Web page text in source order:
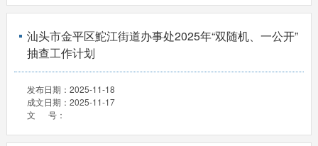
汕头市金平区鮀江街道办事处2025年“双随机、一公开”
抽查工作计划
发布日期： 2025-11-18
成文日期： 2025-11-17
文 号：